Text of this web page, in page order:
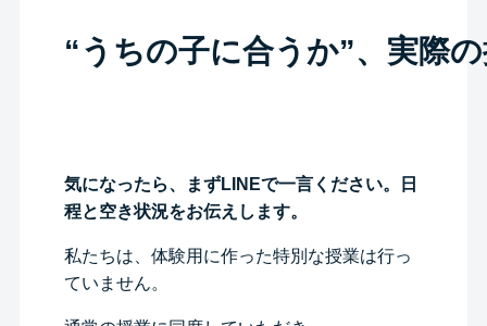
“うちの子に合うか”、実際
気になったら、まずLINEで一言ください。日
程と空き状況をお伝えします。
私たちは、体験用に作った特別な授業は行っ
ていません。